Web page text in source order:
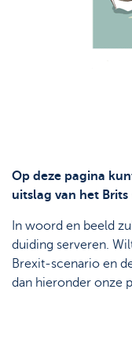
Op deze pagina
uitslag van het
In woord en beeld
duiding serveren.
Brexit-scenario en
dan hieronder onze